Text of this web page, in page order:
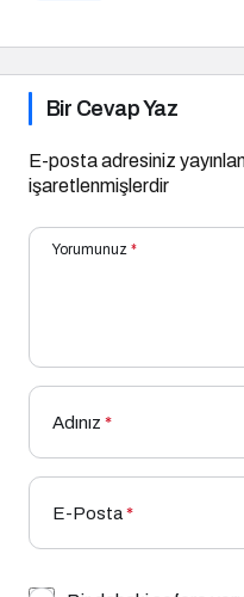
Bir Cevap Yaz
E-posta adresiniz
işaretlenmişlerdir
Yorumunuz *
Adınız *
E-Posta*